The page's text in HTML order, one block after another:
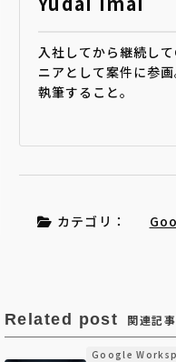
入社してから継続し
ニアとして案件に参
執筆すること。
カテゴリ：
Related post 関連記事
Google